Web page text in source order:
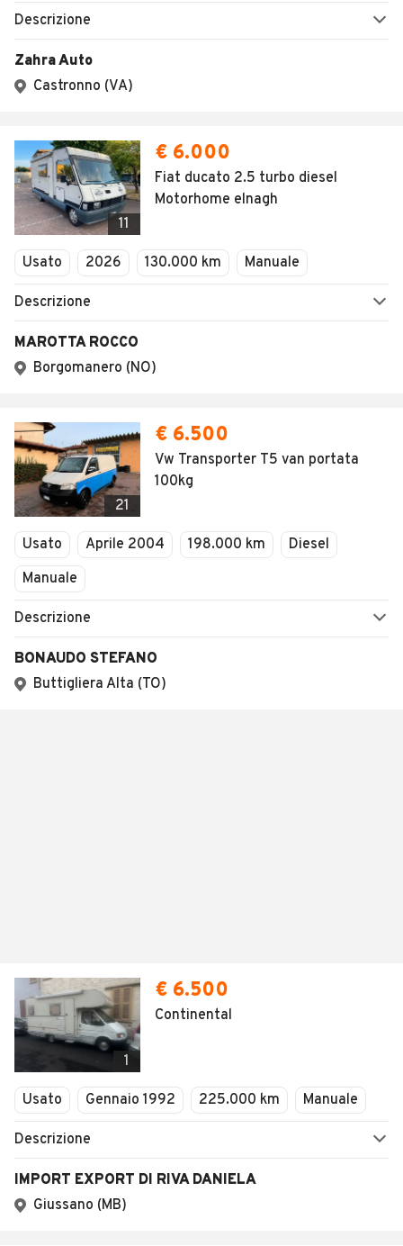
Descrizione
Zahra Auto
Castronno (VA)
11
€ 6.000
Fiat ducato 2.5 turbo diesel
Motorhome elnagh
Usato 2026 130.000 km Manuale
Descrizione
MAROTTA ROCCO
Borgomanero (NO)
21
€ 6.500
Vw Transporter T5 van portata
100kg
Usato Aprile 2004 198.000 km
Diesel
Manuale
Descrizione
BONAUDO STEFANO
Buttigliera Alta (TO)
1
€ 6.500
Continental
Usato Gennaio 1992 225.000 km Manuale
Descrizione
IMPORT EXPORT DI RIVA DANIELA
Giussano (MB)